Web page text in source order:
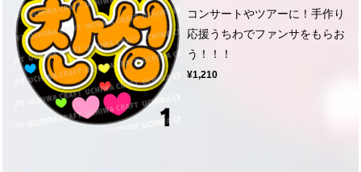
コンサートやツアーに！手作り
応援うちわでファンサをもらお
う！！！
¥1,210